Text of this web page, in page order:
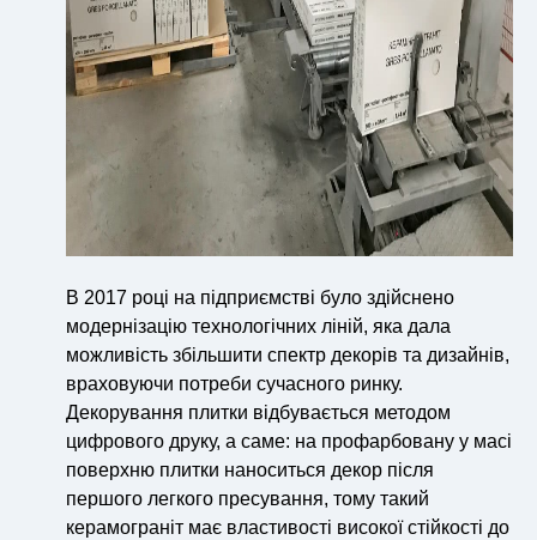
В 2017 році на підприємстві було здійснено
модернізацію технологічних ліній, яка дала
можливість збільшити спектр декорів та дизайнів,
враховуючи потреби сучасного ринку.
Декорування плитки відбувається методом
цифрового друку, а саме: на профарбовану у масі
поверхню плитки наноситься декор після
першого легкого пресування, тому такий
керамограніт має властивості високої стійкості до